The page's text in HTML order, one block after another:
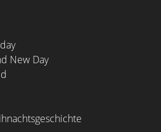
New Day